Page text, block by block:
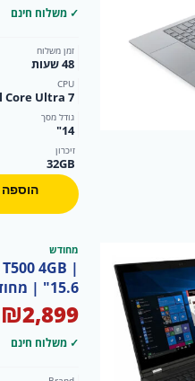
✓ משלוח חינם
זמן משלוח
48 שעות
CPU
Core Ultra 7
גודל מסך
14"
זיכרון
32GB
מחודש
4GB |
15.6" | מחודש
₪2,899
✓ משלוח חינם